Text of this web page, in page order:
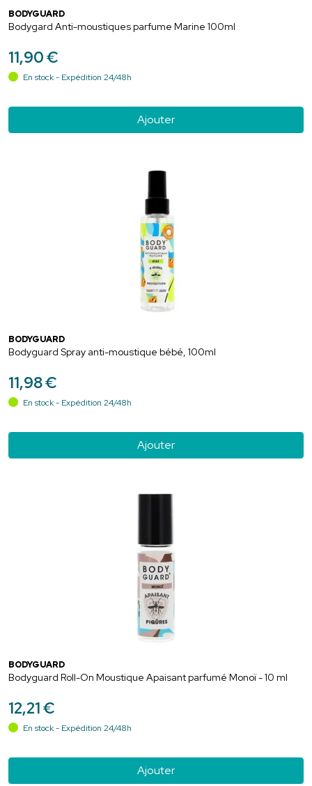
BODYGUARD
Bodygard Anti-moustiques parfume Marine 100ml
11,90€
En stock - Expédition 24/48h
Ajouter
BODYGUARD
Bodyguard Spray anti-moustique bébé, 100ml
11,98€
En stock - Expédition 24/48h
Ajouter
BODYGUARD
Bodyguard Roll-On Moustique Apaisant parfumé Monoï - 10 ml
12,21€
En stock - Expédition 24/48h
Ajouter